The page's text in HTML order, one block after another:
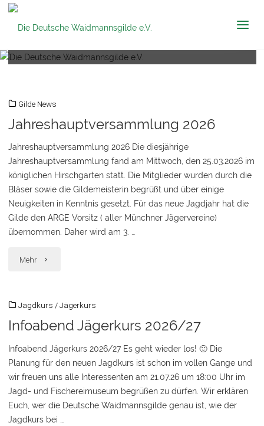
Jagdhornbläser im Herzen von München
Gilde News
Jahreshauptversammlung 2026
Jahreshauptversammlung 2026 Die diesjährige
Jahreshauptversammlung fand am Mittwoch, den 25.03.2026 im
königlichen Hirschgarten statt. Die Mitglieder wurden durch die
Bläser sowie die Gildemeisterin begrüßt und über einige
Neuigkeiten in Kenntnis gesetzt. Für das neue Jagdjahr hat die
Gilde den ARGE Vorsitz ( aller Münchner Jägervereine)
übernommen. Daher wird am 3. …
Mehr "Jahreshauptversammlung
Jagdkurs / Jägerkurs
Infoabend Jägerkurs 2026/27
Infoabend Jägerkurs 2026/27 Es geht wieder los! 🙂 Die
Planung für den neuen Jagdkurs ist schon im vollen Gange und
wir freuen uns alle Interessenten am 21.07.26 um 18:00 Uhr im
Jagd- und Fischereimuseum begrüßen zu dürfen. Wir erklären
Euch, wer die Deutsche Waidmannsgilde genau ist, wie der
Jagdkurs bei …